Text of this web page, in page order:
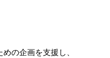
の企画を支援し、